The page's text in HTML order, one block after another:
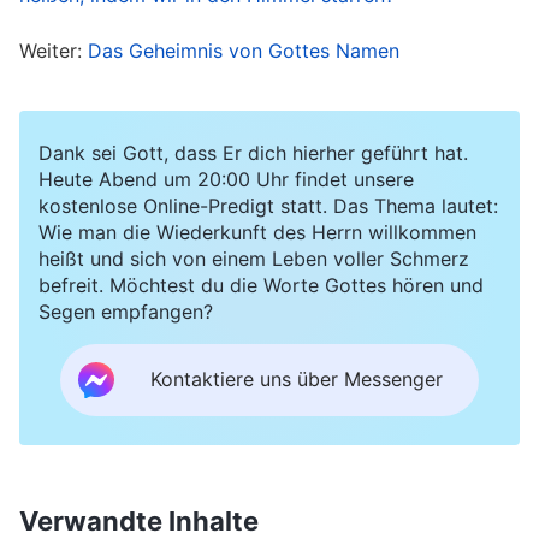
Jesus zurückgekehrt wäre, würde Er auf einem
großen weißen Thron im Himmel sitzen und uns
einen nach dem anderen richten. Dieses
Spektakel war nicht gesehen worden, wie
konnte also das Gericht der letzten Tage schon
begonnen haben? Als ich das zu meinem Mann
sagte, lachte er nur und sagte: „Gottes Werk des
wir es uns vorstellen. Gott ist im Fleisch zur Erde
gekommen und Er bringt die Wahrheit zum
Ausdruck, um uns zu richten.“ Meine Zweifel
Herr uns richten, indem Er Worte zum Ausdruck
Weiter: Das Geheimnis von Gottes Namen
Dank sei Gott, dass Er dich hierher geführt hat.
Heute Abend um 20:00 Uhr findet unsere
kostenlose Online-Predigt statt. Das Thema lautet:
Wie man die Wiederkunft des Herrn willkommen
heißt und sich von einem Leben voller Schmerz
befreit. Möchtest du die Worte Gottes hören und
Segen empfangen?
Kontaktiere uns über Messenger
Verwandte Inhalte